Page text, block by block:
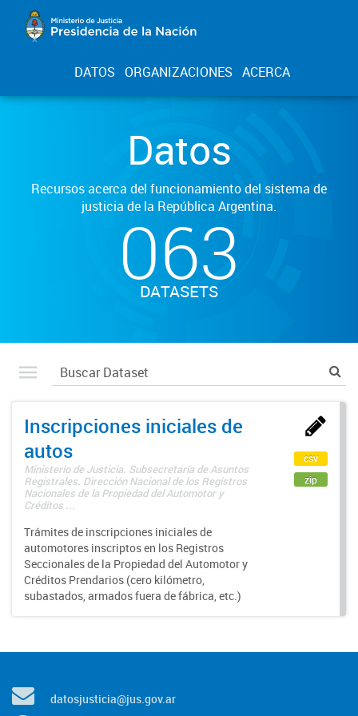
DATOS ORGANIZACIONES ACERCA
Datos
Recursos acerca del funcionamiento del sistema de
justicia de la República Argentina.
063
DATASETS
Inscripciones iniciales de
autos
Ministerio de Justicia. Subsecretaría de Asuntos
Registrales. Dirección Nacional de los Registros
Nacionales de la Propiedad del Automotor y
Créditos ...
Trámites de inscripciones iniciales de
automotores inscriptos en los Registros
Seccionales de la Propiedad del Automotor y
Créditos Prendarios (cero kilómetro,
subastados, armados fuera de fábrica, etc.)
csv
zip
datosjusticia@jus.gov.ar